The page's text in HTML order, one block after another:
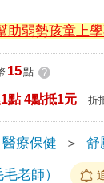
助弱勢孩童上學
15點 ?
點 4點抵1元 折
醫療保健 ＞ 舒
老師）